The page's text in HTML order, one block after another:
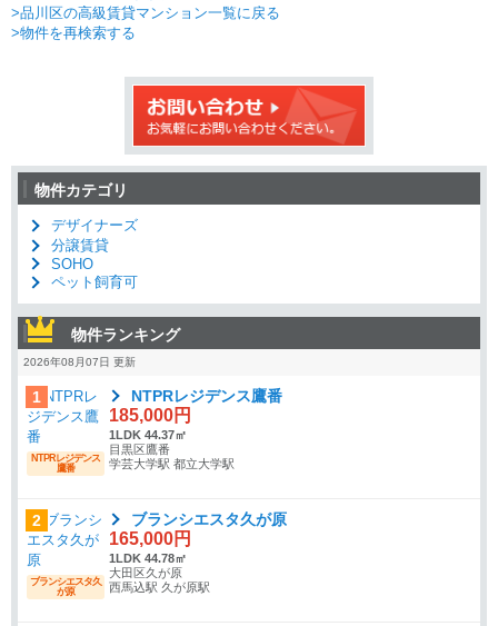
>品川区の高級賃貸マンション一覧に戻る
>物件を再検索する
物件カテゴリ
デザイナーズ
分譲賃貸
SOHO
ペット飼育可
物件ランキング
2026年08月07日 更新
1
NTPRレジデンス
鷹番
NTPRレジデンス鷹番
185,000円
1LDK 44.37㎡
目黒区鷹番
学芸大学駅 都立大学駅
2
ブランシエスタ久
が原
ブランシエスタ久が原
165,000円
1LDK 44.78㎡
大田区久が原
西馬込駅 久が原駅